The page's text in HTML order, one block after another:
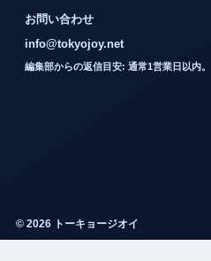
お問い合わせ
info@tokyojoy.net
編集部からの返信目安: 通常1営業日以内。
© 2026 トーキョージオイ